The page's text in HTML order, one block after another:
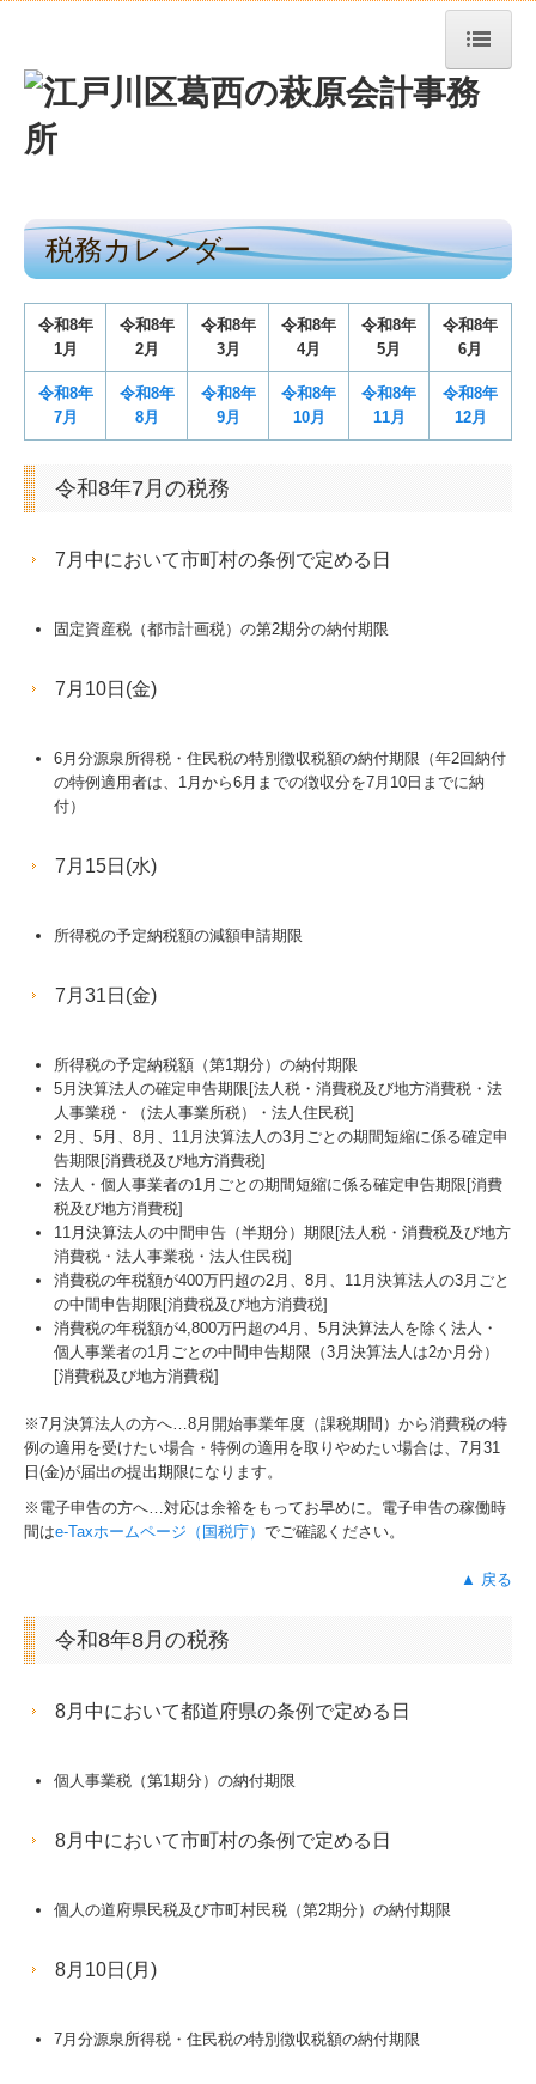
トップページ
事務所紹介
経営理念
交通案内
よくある質問
お問合せ
継続MASシステム
戦略販売・購買情報システム
戦略給与情報システム
建設業用会計情報DB
税務カレンダー
令和8年
1月
令和8年
2月
令和8年
3月
令和8年
4月
令和8年
5月
令和8年
6月
令和8年
7月
令和8年
8月
令和8年
9月
令和8年
10月
令和8年
11月
令和8年
12月
令和8年7月の税務
7月中において市町村の条例で定める日
固定資産税（都市計画税）の第2期分の納付期限
7月10日(金)
6月分源泉所得税・住民税の特別徴収税額の納付期限（年2回納付
の特例適用者は、1月から6月までの徴収分を7月10日までに納
付）
7月15日(水)
所得税の予定納税額の減額申請期限
7月31日(金)
所得税の予定納税額（第1期分）の納付期限
5月決算法人の確定申告期限[法人税・消費税及び地方消費税・法
人事業税・（法人事業所税）・法人住民税]
2月、5月、8月、11月決算法人の3月ごとの期間短縮に係る確定申
告期限[消費税及び地方消費税]
法人・個人事業者の1月ごとの期間短縮に係る確定申告期限[消費
税及び地方消費税]
11月決算法人の中間申告（半期分）期限[法人税・消費税及び地方
消費税・法人事業税・法人住民税]
消費税の年税額が400万円超の2月、8月、11月決算法人の3月ごと
の中間申告期限[消費税及び地方消費税]
消費税の年税額が4,800万円超の4月、5月決算法人を除く法人・
個人事業者の1月ごとの中間申告期限（3月決算法人は2か月分）
[消費税及び地方消費税]
※7月決算法人の方へ…8月開始事業年度（課税期間）から消費税の特
例の適用を受けたい場合・特例の適用を取りやめたい場合は、7月31
日(金)が届出の提出期限になります。
※電子申告の方へ…対応は余裕をもってお早めに。電子申告の稼働時
間はe-Taxホームページ（国税庁） でご確認ください。
▲ 戻る
令和8年8月の税務
8月中において都道府県の条例で定める日
個人事業税（第1期分）の納付期限
8月中において市町村の条例で定める日
個人の道府県民税及び市町村民税（第2期分）の納付期限
8月10日(月)
7月分源泉所得税・住民税の特別徴収税額の納付期限